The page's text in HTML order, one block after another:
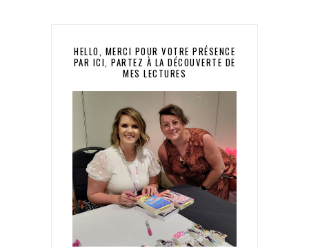
HELLO, MERCI POUR VOTRE PRÉSENCE
PAR ICI, PARTEZ À LA DÉCOUVERTE DE
MES LECTURES